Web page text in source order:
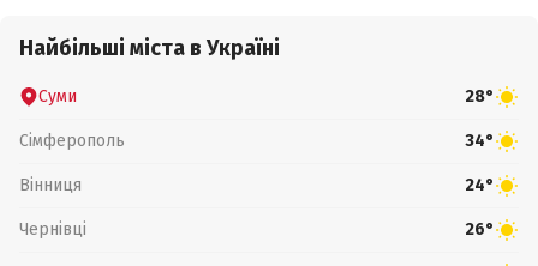
Найбільші міста в Україні
Суми 28°
Сімферополь 34°
Вінниця 24°
Чернівці 26°